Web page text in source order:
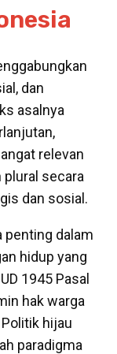
dan
asalnya
relevan
plural secara
dan sosial.
penting dalam
hidup yang
1945 Pasal
hak warga
hijau
paradigma